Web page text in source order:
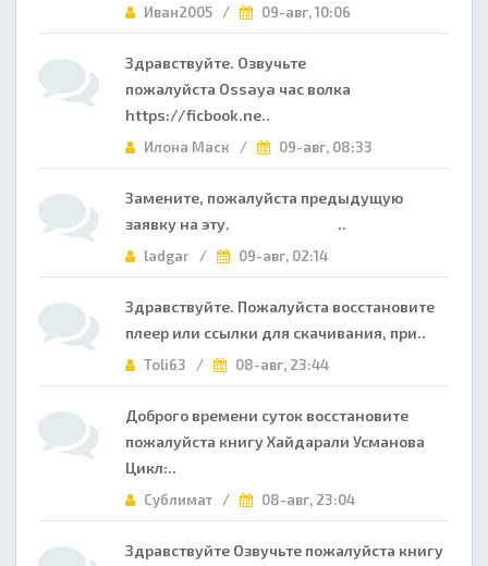
Иван2005 / 09-авг, 10:06
Здравствуйте. Озвучьте
пожалуйста Ossaya час волка
https://ficbook.ne..
Илона Маск / 09-авг, 08:33
Замените, пожалуйста предыдущую
заявку на эту. ..
ladgar / 09-авг, 02:14
Здравствуйте. Пожалуйста восстановите
плеер или ссылки для скачивания, при..
Toli63 / 08-авг, 23:44
Доброго времени суток восстановите
пожалуйста книгу Хайдарали Усманова
Цикл:..
Сублимат / 08-авг, 23:04
Здравствуйте Озвучьте пожалуйста книгу